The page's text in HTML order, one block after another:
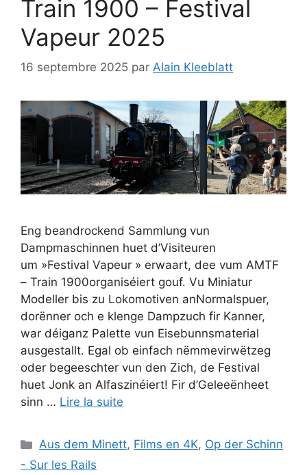
Train 1900 – Festival
Vapeur 2025
16 septembre 2025 par Alain Kleeblatt
Eng beandrockend Sammlung vun
Dampmaschinnen huet d’Visiteuren
um »Festival Vapeur » erwaart, dee vum AMTF
– Train 1900organiséiert gouf. Vu Miniatur
Modeller bis zu Lokomotiven anNormalspuer,
dorënner och e klenge Dampzuch fir Kanner,
war déiganz Palette vun Eisebunnsmaterial
ausgestallt. Egal ob einfach nëmmevirwëtzeg
oder begeeschter vun den Zich, de Festival
huet Jonk an Alfaszinéiert! Fir d’Geleeënheet
sinn … Lire la suite
Catégories
Aus dem Minett, Films en 4K, Op der Schinn
- Sur les Rails